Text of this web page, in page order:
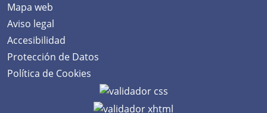
Mapa web
Aviso legal
Accesibilidad
Protección de Datos
Política de Cookies